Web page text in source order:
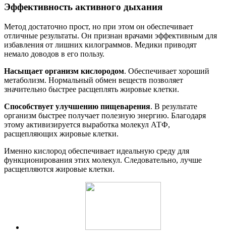
Эффективность активного дыхания
Метод достаточно прост, но при этом он обеспечивает
отличные результаты. Он признан врачами эффективным для
избавления от лишних килограммов. Медики приводят
немало доводов в его пользу.
Насыщает организм кислородом. Обеспечивает хороший
метаболизм. Нормальный обмен веществ позволяет
значительно быстрее расщеплять жировые клетки.
Способствует улучшению пищеварения. В результате
организм быстрее получает полезную энергию. Благодаря
этому активизируется выработка молекул АТФ,
расщепляющих жировые клетки.
Именно кислород обеспечивает идеальную среду для
функционирования этих молекул. Следовательно, лучше
расщепляются жировые клетки.